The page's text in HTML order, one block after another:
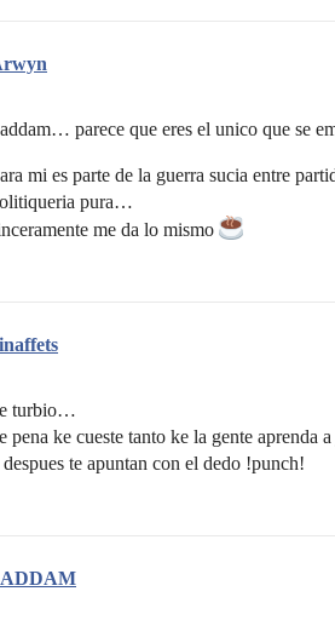
parece que eres el unico que se
mi es parte de la guerra sucia entre
pura…
me da lo mismo
turbio…
pena ke cueste tanto ke la gente aprenda
te apuntan con el dedo !punch!